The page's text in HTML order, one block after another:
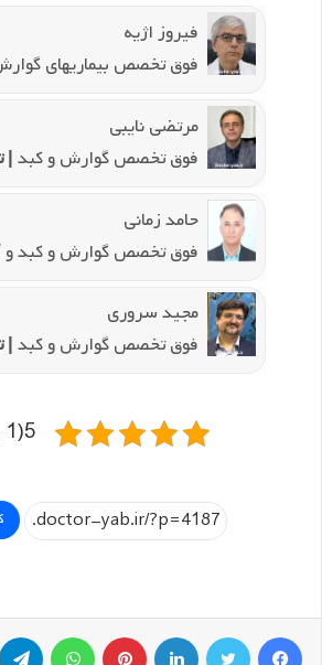
فیروز اژیه
فوق تخصص بیماریهای
مرتضی نایبی
فوق تخصص گوارش و کبد|
حامد زمانی
فوق تخصص گوارش و کبد و
مجید سروری
فوق تخصص گوارش و کبد|
5(1 رای)
فیسبوک توییتر لینکداین پینتریست